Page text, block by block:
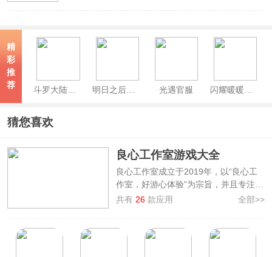
精
彩
推
荐
斗罗大陆魂师对决最新版本 明日之后官方正版 光遇官服
猜您喜欢
良心工作室游戏大全
良心工作室成立于2019年，以“良心工
作室，好游心体验”为宗旨，并且专注于
手机游戏的代理、运营发行。
良心工作
老师、生命简史、挨饿荒野、60秒避难
共有 26 款应用 全部>>